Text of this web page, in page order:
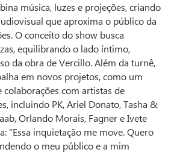
música, luzes e projeções, criando
que aproxima o público da
O conceito do show busca
equilibrando o lado íntimo,
da obra de Vercillo. Além da turnê,
em novos projetos, como um
colaborações com artistas de
incluindo PK, Ariel Donato, Tasha &
Orlando Morais, Fagner e Ivete
“Essa inquietação me move. Quero
o meu público e a mim